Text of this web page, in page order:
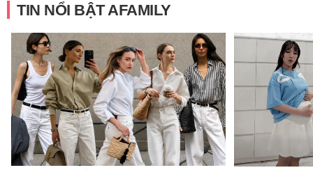
TIN NỔI BẬT AFAMILY